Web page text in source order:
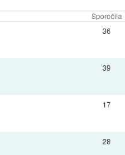
Sporočila
36
39
17
28